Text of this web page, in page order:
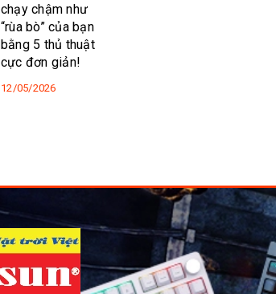
chạy chậm như
“rùa bò” của bạn
bằng 5 thủ thuật
cực đơn giản!
12/05/2026